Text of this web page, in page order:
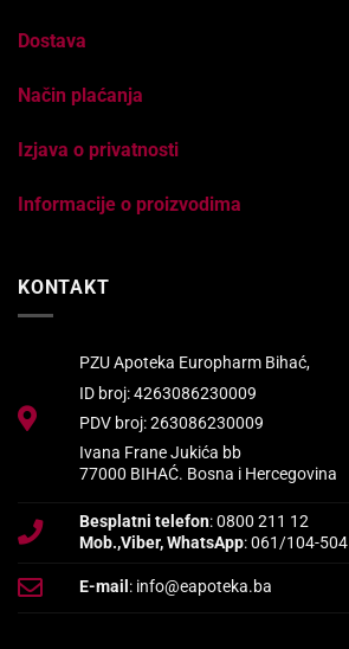
Dostava
Način plaćanja
Izjava o privatnosti
Informacije o proizvodima
KONTAKT
PZU Apoteka Europharm Bihać,
ID broj: 4263086230009
PDV broj: 263086230009
Ivana Frane Jukića bb
77000 BIHAĆ. Bosna i Hercegovina
Besplatni telefon: 0800 211 12
Mob.,Viber, WhatsApp: 061/104-504
E-mail : info@eapoteka.ba